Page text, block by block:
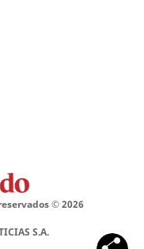
©2026
S.A.